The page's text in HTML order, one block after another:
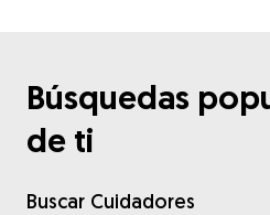
Búsquedas
de ti
Buscar Cuidadores